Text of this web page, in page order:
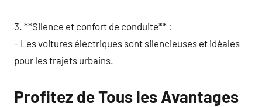
3. **Silence et confort de conduite** :
– Les voitures électriques sont silencieuses et idéales
pour les trajets urbains.
Profitez de Tous les Avantages